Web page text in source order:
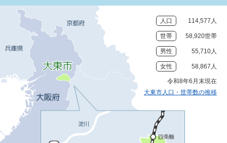
人口 114,577人
世帯 58,920世帯
男性 55,710人
女性 58,867人
令和8年6月末現在
大東市人口・世帯数の推移